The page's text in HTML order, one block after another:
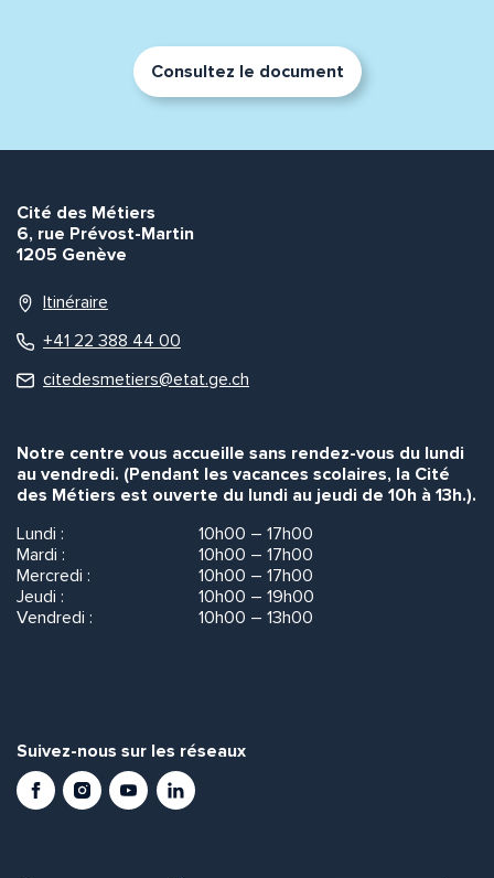
Consultez le document
Cité des Métiers
6, rue Prévost-Martin
1205 Genève
Itinéraire
+41 22 388 44 00
citedesmetiers@etat.ge.ch
Notre centre vous accueille sans rendez-vous du lundi
au vendredi. (Pendant les vacances scolaires, la Cité
des Métiers est ouverte du lundi au jeudi de 10h à 13h.).
Lundi :
10h00 – 17h00
Mardi :
10h00 – 17h00
Mercredi :
10h00 – 17h00
Jeudi :
10h00 – 19h00
Vendredi :
10h00 – 13h00
Suivez-nous sur les réseaux
FacebookInstagramYoutubeLinkedIn